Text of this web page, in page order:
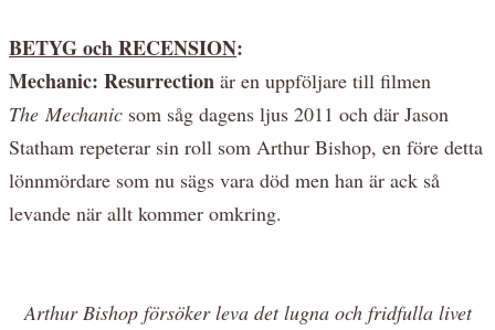
BETYG och RECENSION:
Mechanic: Resurrection är en uppföljare till filmen
The Mechanic som såg dagens ljus 2011 och där Jason
Statham repeterar sin roll som Arthur Bishop, en före detta
lönnmördare som nu sägs vara död men han är ack så
levande när allt kommer omkring.
Arthur Bishop försöker leva det lugna och fridfulla livet